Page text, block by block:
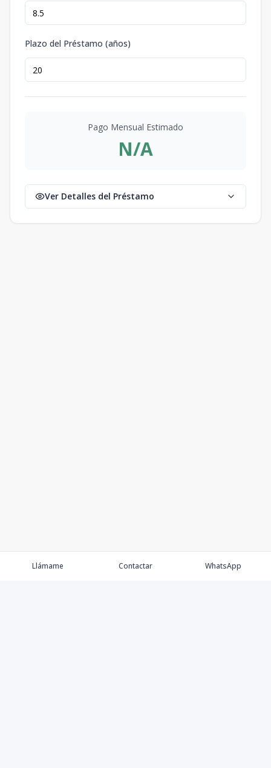
Plazo del Préstamo (años)
Pago Mensual Estimado
N/A
Ver Detalles del Préstamo
Llámame Contactar WhatsApp